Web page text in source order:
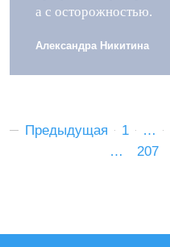
а с осторожностью.
Александра Никитина
Предыдущая 1 …
…
207